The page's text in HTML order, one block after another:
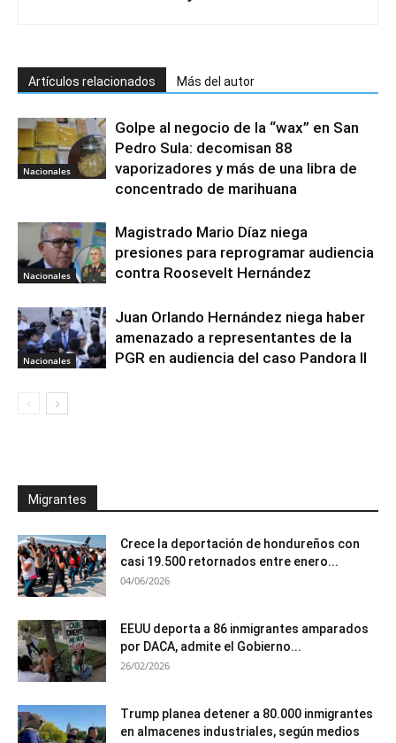
Artículos relacionados Más del autor
Nacionales
Golpe al negocio de la “wax” en San
Pedro Sula: decomisan 88
vaporizadores y más de una libra de
concentrado de marihuana
Nacionales
Magistrado Mario Díaz niega
presiones para reprogramar audiencia
contra Roosevelt Hernández
Nacionales
Juan Orlando Hernández niega haber
amenazado a representantes de la
PGR en audiencia del caso Pandora II
Migrantes
Crece la deportación de hondureños con
casi 19.500 retornados entre enero...
04/06/2026
EEUU deporta a 86 inmigrantes amparados
por DACA, admite el Gobierno...
26/02/2026
Trump planea detener a 80.000 inmigrantes
en almacenes industriales, según medios